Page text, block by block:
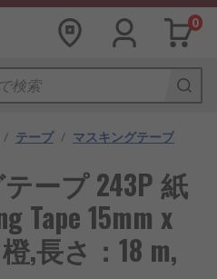
0
/ テープ / マスキングテープ
ープ 243P 紙
Tape 15mm x
,長さ：18 m,